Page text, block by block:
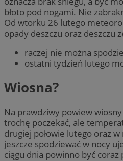
błoto pod nogami. Nie
Od wtorku 26 lutego
opady deszczu oraz deszczu
raczej nie można
ostatni tydzień lutego
Wiosna?
Na prawdziwy powiew
trochę poczekać, ale
drugiej połowie lutego oraz
jeszcze spodziewać w nocy
ciągu dnia powinno być